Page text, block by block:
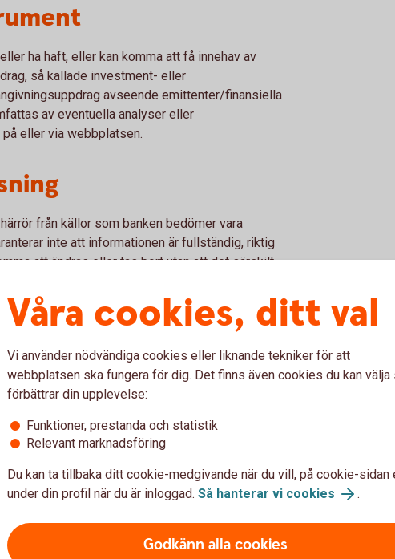
ha haft, eller kan komma att få innehav av
så kallade investment- eller
avseende emittenter/finansiella
av eventuella analyser eller
eller via webbplatsen.
från källor som banken bedömer vara
inte att informationen är fullständig, riktig
att ändras eller tas bort utan att det särskilt
eller de Internettjänster som
avbrott eller störningar.
tolkas som ett råd eller anbud att
finansiellt instrument, eller som en
informationsgivaren, om inte informationsgivaren
sker på användarens egen risk. Banken
eller indirekt skada, kostnad, förlust eller
av användningen av webbplatsen.
varumärken
förbehåll härom - behåller äganderätt,
Våra cookies, ditt val
Vi använder nödvändiga cookies eller liknande tekniker för att
webbplatsen ska fungera för dig. Det finns även cookies du kan välja
förbättrar din upplevelse:
Funktioner, prestanda och statistik
Relevant marknadsföring
Du kan ta tillbaka ditt cookie-medgivande när du vill, på cookie-sidan
under din profil när du är inloggad. Så hanterar vi cookies .
Godkänn alla cookies